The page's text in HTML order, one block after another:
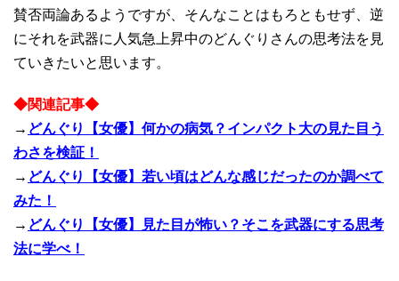
賛否両論あるようですが、そんなことはもろともせず、逆
にそれを武器に人気急上昇中のどんぐりさんの思考法を見
ていきたいと思います。
◆関連記事◆
→ どんぐり【女優】何かの病気？インパクト大の見た目う
わさを検証！
→ どんぐり【女優】若い頃はどんな感じだったのか調べて
みた！
→ どんぐり【女優】見た目が怖い？そこを武器にする思考
法に学べ！